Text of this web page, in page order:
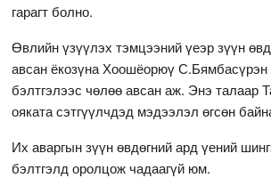
гарагт болно.
Өвлийн үзүүлэх тэмцээний үеэр зүүн
авсан ёкозүна Хоошёорюү С.Бямбасүрэн
бэлтгэлээс чөлөө авсан аж. Энэ талаар
ояката сэтгүүлчдэд мэдээлэл өгсөн
Их аваргын зүүн өвдөгний ард үений
бэлтгэлд оролцож чадаагүй юм.